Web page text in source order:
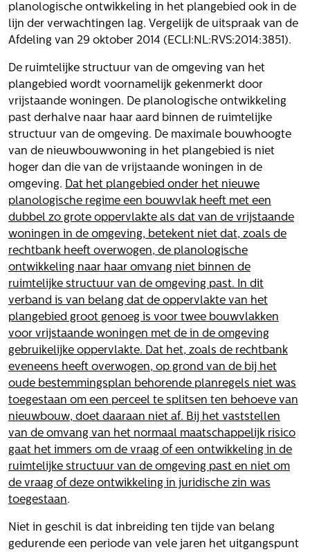
Integrale aanpak gebiedsvisie
planologische ontwikkeling in het plangebied ook in de
lijn der verwachtingen lag. Vergelijk de uitspraak van de
Afdeling van 29 oktober 2014 (ECLI:NL:RVS:2014:3851).
De ruimtelijke structuur van de omgeving van het
plangebied wordt voornamelijk gekenmerkt door
vrijstaande woningen. De planologische ontwikkeling
past derhalve naar haar aard binnen de ruimtelijke
structuur van de omgeving. De maximale bouwhoogte
van de nieuwbouwwoning in het plangebied is niet
hoger dan die van de vrijstaande woningen in de
omgeving. Dat het plangebied onder het nieuwe
planologische regime een bouwvlak heeft met een
dubbel zo grote oppervlakte als dat van de vrijstaande
woningen in de omgeving, betekent niet dat, zoals de
rechtbank heeft overwogen, de planologische
ontwikkeling naar haar omvang niet binnen de
ruimtelijke structuur van de omgeving past. In dit
verband is van belang dat de oppervlakte van het
plangebied groot genoeg is voor twee bouwvlakken
voor vrijstaande woningen met de in de omgeving
gebruikelijke oppervlakte. Dat het, zoals de rechtbank
eveneens heeft overwogen, op grond van de bij het
oude bestemmingsplan behorende planregels niet was
toegestaan om een perceel te splitsen ten behoeve van
nieuwbouw, doet daaraan niet af. Bij het vaststellen
van de omvang van het normaal maatschappelijk risico
gaat het immers om de vraag of een ontwikkeling in de
ruimtelijke structuur van de omgeving past en niet om
de vraag of deze ontwikkeling in juridische zin was
toegestaan.
Niet in geschil is dat inbreiding ten tijde van belang
gedurende een periode van vele jaren het uitgangspunt